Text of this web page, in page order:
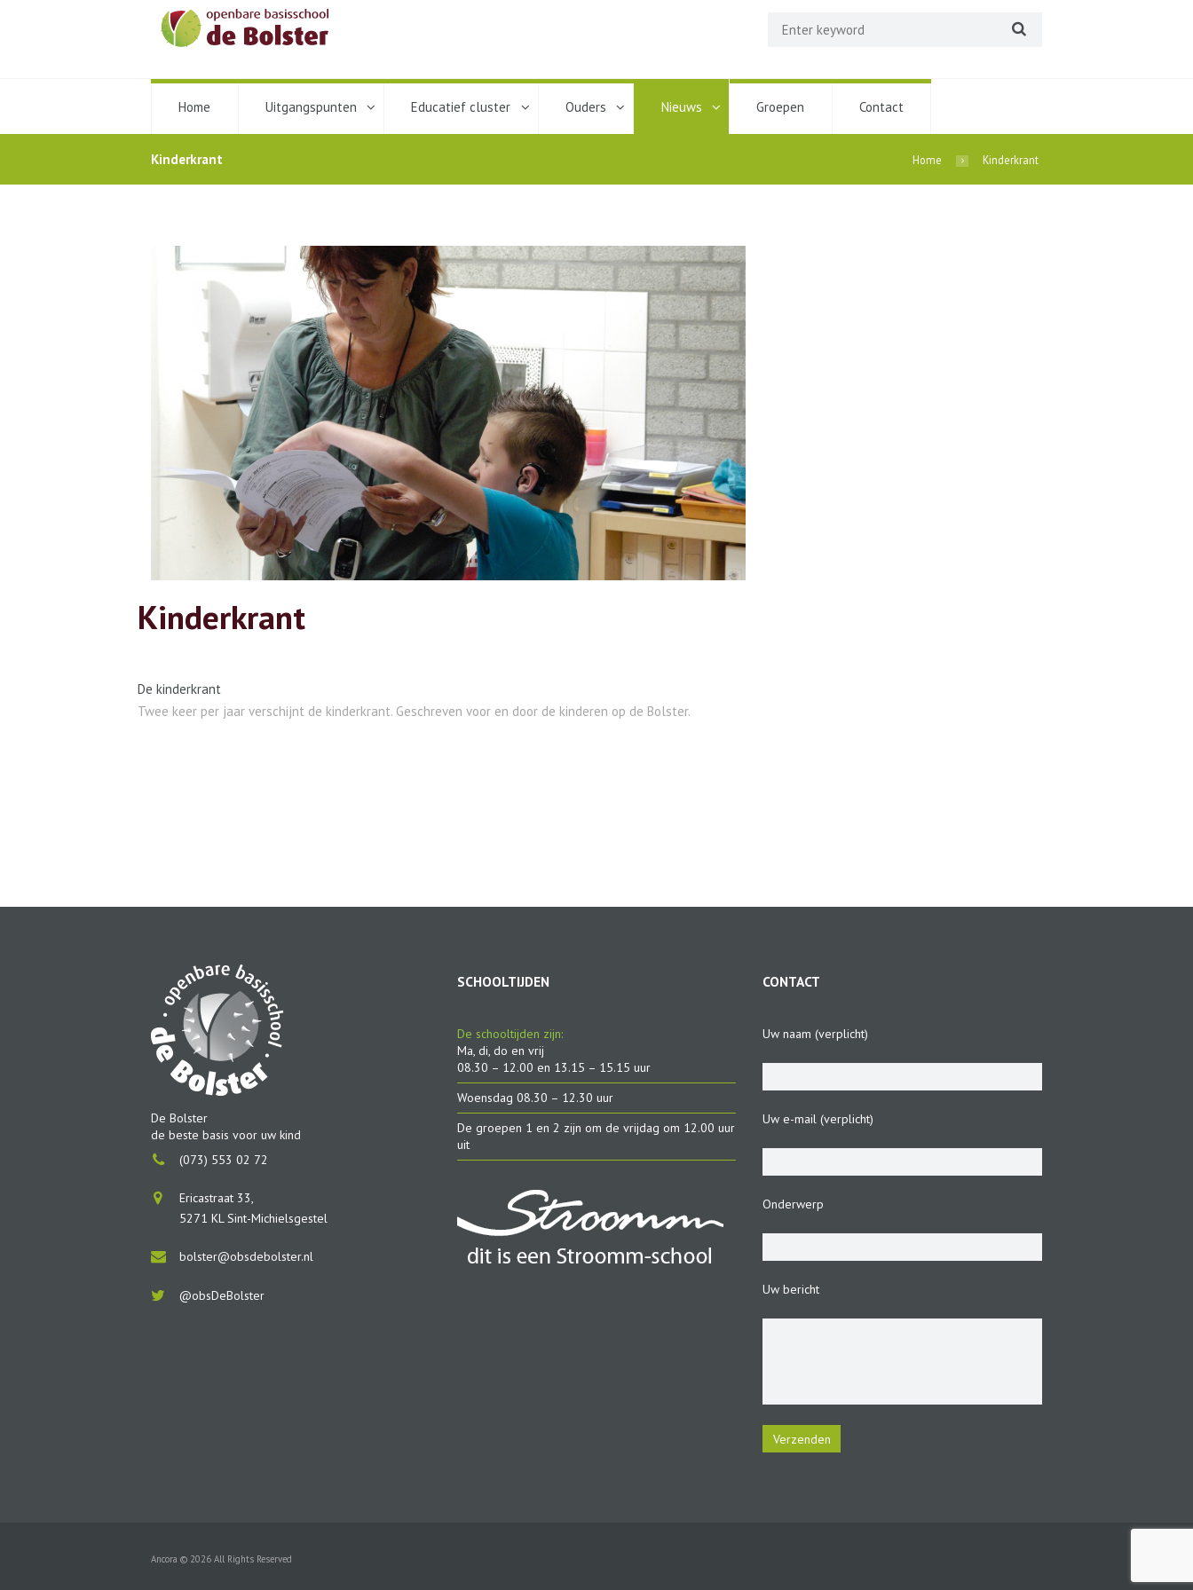
Home Uitgangspunten Educatief cluster Ouders Nieuws Groepen Contact
Kinderkrant Home Kinderkrant
Kinderkrant
De kinderkrant
Twee keer per jaar verschijnt de kinderkrant. Geschreven voor en door de kinderen op de Bolster.
De Bolster
de beste basis voor uw kind
(073) 553 02 72
Ericastraat 33,
5271 KL Sint-Michielsgestel
bolster@obsdebolster.nl
@obsDeBolster
SCHOOLTIJDEN
De schooltijden zijn:
Ma, di, do en vrij
08.30 – 12.00 en 13.15 – 15.15 uur
Woensdag 08.30 – 12.30 uur
De groepen 1 en 2 zijn om de vrijdag om 12.00 uur
uit
CONTACT
Uw naam (verplicht)
Uw e-mail (verplicht)
Onderwerp
Uw bericht
Ancora © 2026 All Rights Reserved